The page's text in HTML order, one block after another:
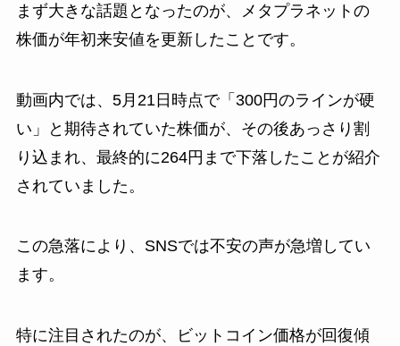
まず大きな話題となったのが、メタプラネットの
株価が年初来安値を更新したことです。
動画内では、5月21日時点で「300円のラインが硬
い」と期待されていた株価が、その後あっさり割
り込まれ、最終的に264円まで下落したことが紹介
されていました。
この急落により、SNSでは不安の声が急増してい
ます。
特に注目されたのが、ビットコイン価格が回復傾